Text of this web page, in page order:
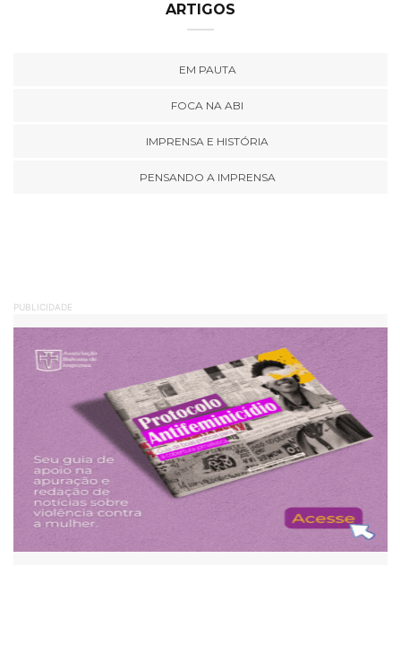
ARTIGOS
EM PAUTA
FOCA NA ABI
IMPRENSA E HISTÓRIA
PENSANDO A IMPRENSA
PUBLICIDADE